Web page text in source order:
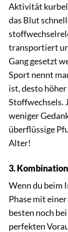
Aktivität
das Blut
transportiert
Gang gesetzt
Sport nennt
ist, desto
Stoffwechsels.
weniger
überflüssige
Alter!
3.
Wenn du beim
Phase mit
besten noch
perfekten